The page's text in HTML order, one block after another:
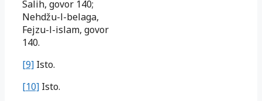
Salih, govor 140;
Nehdžu-l-belaga,
Fejzu-l-islam, govor
140.
[9] Isto.
[10] Isto.